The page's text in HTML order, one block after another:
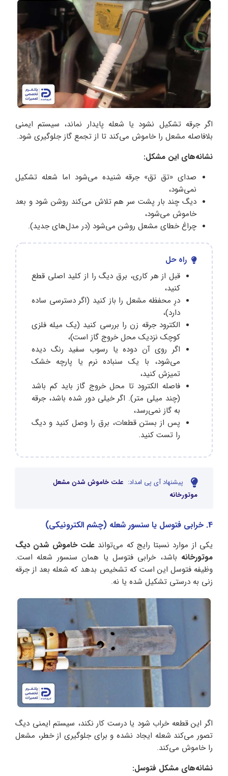
اگر جرقه تشکیل نشود یا شعله پایدار نماند، سیستم ایمنی
بلافاصله مشعل را خاموش می‌کند تا از تجمع گاز جلوگیری شود.
نشانه‌های این مشکل:
صدای «تق ‌تق» جرقه شنیده می‌شود اما شعله تشکیل
نمی‌شود،
دیگ چند بار پشت سر هم تلاش می‌کند روشن شود و بعد
خاموش می‌شود،
چراغ خطای مشعل روشن می‌شود (در مدل‌های جدید).
راه حل
قبل از هر کاری، برق دیگ را از کلید اصلی قطع
کنید،
درِ محفظه مشعل را باز کنید (اگر دسترسی ساده
دارد)،
الکترود جرقه ‌زن را بررسی کنید (یک میله فلزی
کوچک نزدیک محل خروج گاز است)،
اگر روی آن دوده یا رسوب سفید رنگ دیده
می‌شود، با یک سنباده نرم یا پارچه خشک
تمیزش کنید،
فاصله الکترود تا محل خروج گاز باید کم باشد
(چند میلی‌ متر). اگر خیلی دور شده باشد، جرقه
به گاز نمی‌رسد،
پس از بستن قطعات، برق را وصل کنید و دیگ
را تست کنید.
پیشنهاد آی پی امداد: علت خاموش شدن مشعل
موتورخانه
4. خرابی فتوسل یا سنسور شعله (چشم الکترونیکی)
یکی از موارد نسبتا رایج که می‌تواندعلت خاموش شدن دیگ
موتورخانه باشد، خرابی فتوسل یا همان سنسور شعله است.
وظیفه فتوسل این است که تشخیص بدهد که شعله بعد از جرقه‌
زنی به‌ درستی تشکیل شده یا نه.
اگر این قطعه خراب شود یا درست کار نکند، سیستم ایمنی دیگ
تصور می‌کند شعله ایجاد نشده و برای جلوگیری از خطر، مشعل
را خاموش می‌کند.
نشانه‌های مشکل فتوسل: